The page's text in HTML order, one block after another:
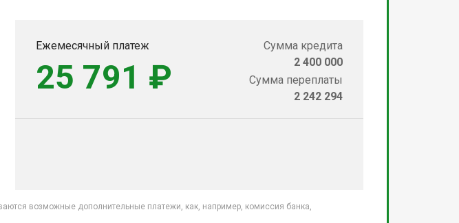
Ежемесячный платеж
25 791 ₽
Сумма кредита
2 400 000
Сумма переплаты
2 242 294
возможные дополнительные платежи, как, например, комиссия банка,